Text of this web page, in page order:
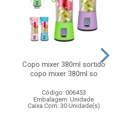
Copo mixer 380ml sortido
copo mixer 380ml so
Código: 006453
Embalagem: Unidade
Caixa Com: 30 Unidade(s)